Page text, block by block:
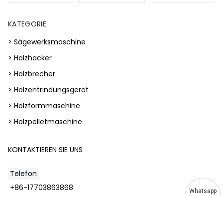
KATEGORIE
> Sägewerksmaschine
> Holzhacker
> Holzbrecher
> Holzentrindungsgerät
> Holzformmaschine
> Holzpelletmaschine
KONTAKTIEREN SIE UNS
Telefon
+86-17703863868
Whatsapp